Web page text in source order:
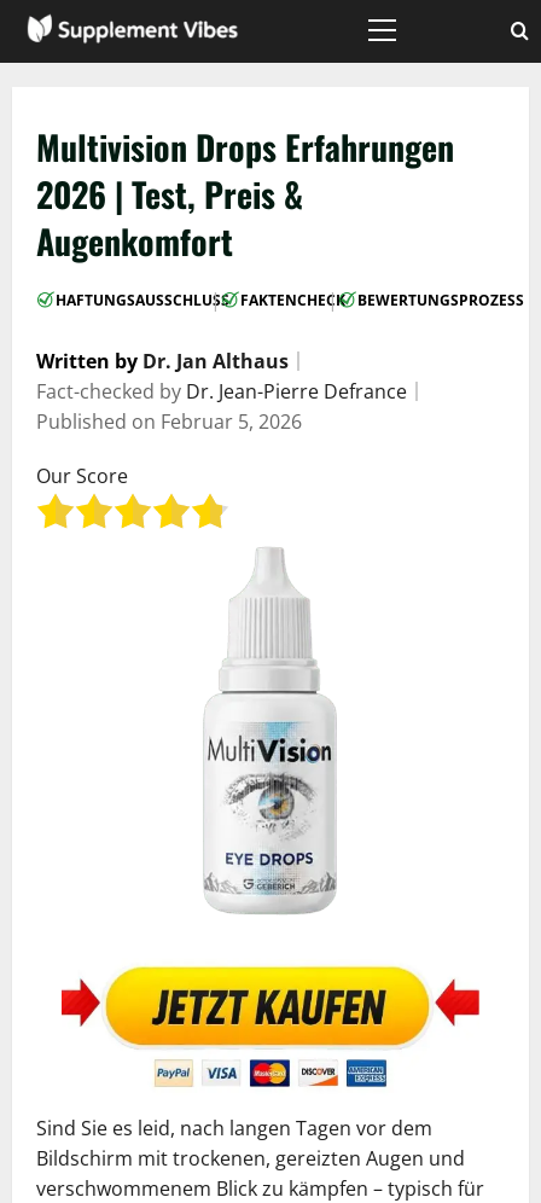
Zum
Inhalt
Hauptmenü
Multivision Drops Erfahrungen
2026 | Test, Preis &
Augenkomfort
HAFTUNGSAUSSCHLUSS
| FAKTENCHECK
| BEWERTUNGSPROZESS
Written by Dr. Jan Althaus
Fact-checked by Dr. Jean-Pierre Defrance
Published on Februar 5, 2026
Our Score
Sind Sie es leid, nach langen Tagen vor dem
Bildschirm mit trockenen, gereizten Augen und
verschwommenem Blick zu kämpfen – typisch für